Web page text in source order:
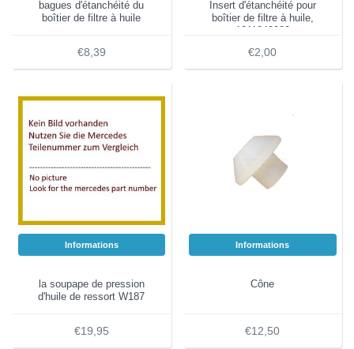
bagues d'étanchéité du
boîtier de filtre à huile
€8,39
Insert d'étanchéité pour
boîtier de filtre à huile,
1211840080
€2,00
Informations
la soupape de pression
d'huile de ressort W187
€19,95
Informations
Cône
€12,50